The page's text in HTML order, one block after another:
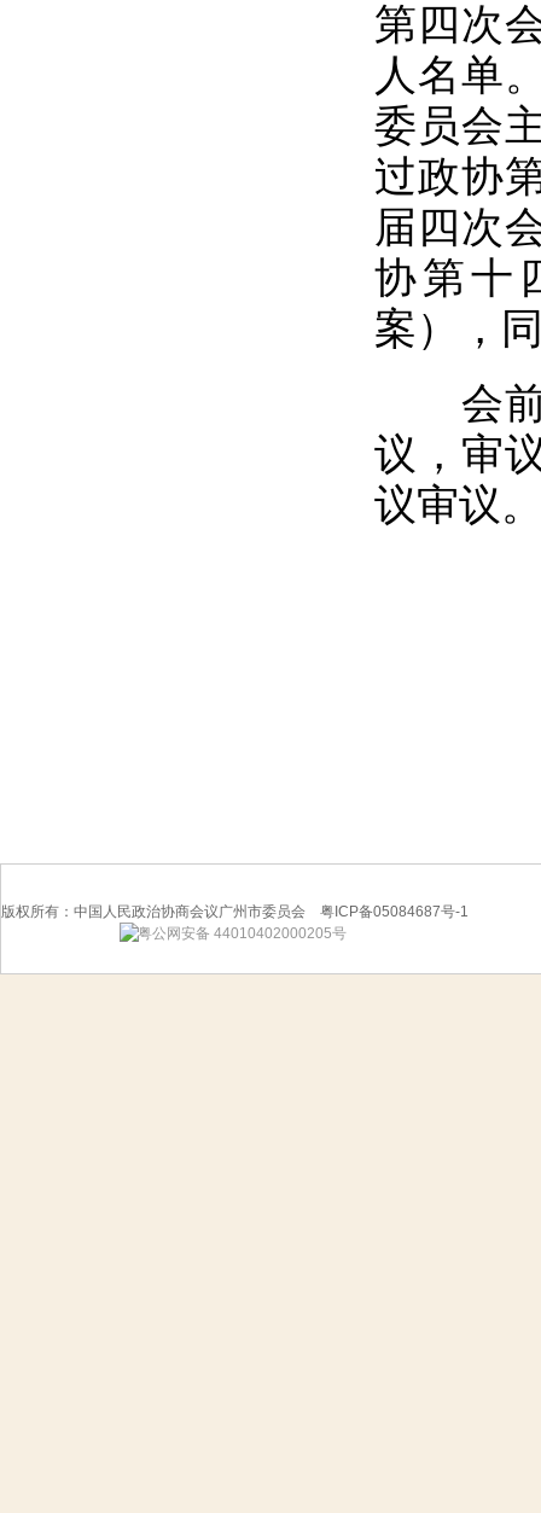
第四次
人名单
委员会
过政协
届四次
协第十
案），
会前
议，审
议审议
版权所有：中国人民政治协商会议广州市委员会 粤ICP备05084687号-1
粤公网安备 44010402000205号